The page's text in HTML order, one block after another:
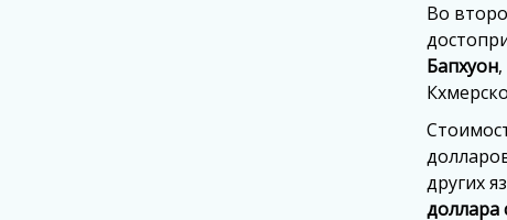
Во
Бапхуон,
других
доллара